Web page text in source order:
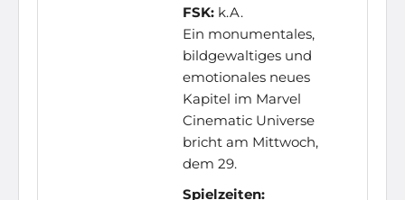
FSK: k.A.
Ein monumentales,
bildgewaltiges und
emotionales neues
Kapitel im Marvel
Cinematic Universe
bricht am Mittwoch,
dem 29.
Spielzeiten: